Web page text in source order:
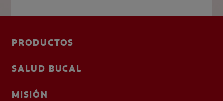
PRODUCTOS
SALUD BUCAL
MISIÓN